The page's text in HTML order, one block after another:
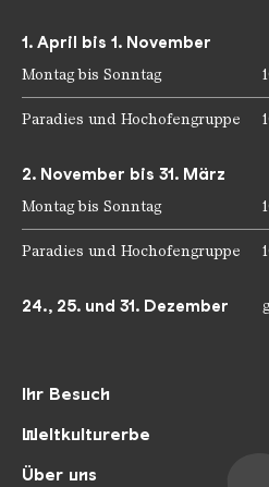
Ihr Besuch
Weltkulturerbe
Über uns
1. April bis 1. November
Montag bis Sonntag
Paradies und Hochofengruppe
2. November bis 31. März
Montag bis Sonntag
Paradies und Hochofengruppe
24., 25. und 31. Dezember